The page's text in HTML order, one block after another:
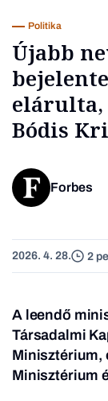
Politika
Újabb
Bódis
Forbes
2026. 4. 28. 2
A leendő
Társadalmi
Minisztérium,
Minisztérium